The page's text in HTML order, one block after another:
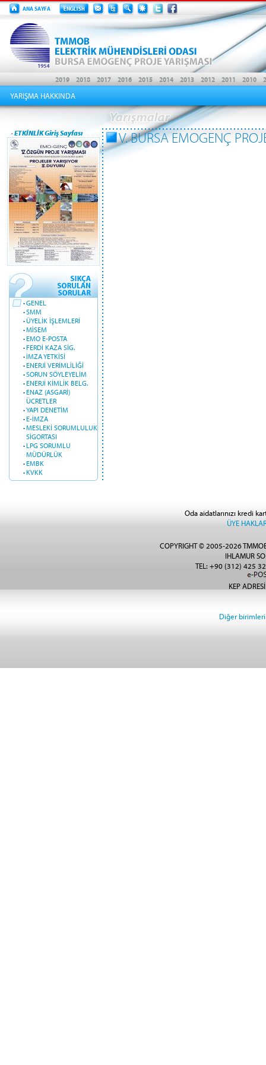
YARIŞMA HAKKINDA
· ETKİNLİK Giriş Sayfası
·GENEL
·SMM
·ÜYELİK İŞLEMLERİ
·MİSEM
·EMO E-POSTA
·FERDİ KAZA SİG.
·İMZA YETKİSİ
·ENERJİ VERİMLİLİĞİ
·SORUN SÖYLEYELİM
·ENERJİ KİMLİK BELG.
·ENAZ (ASGARİ)
ÜCRETLER
·YAPI DENETİM
·E-İMZA
·MESLEKİ SORUMLULUK
SİGORTASI
·LPG SORUMLU
MÜDÜRLÜK
·EMBK
·KVKK
V. BURSA EMOGENÇ
Oda aidatlarınızı kredi
ÜYE
COPYRIGHT © 2005-2026
IHLAMUR
TEL: +90 (312) 425
KEP
Diğer